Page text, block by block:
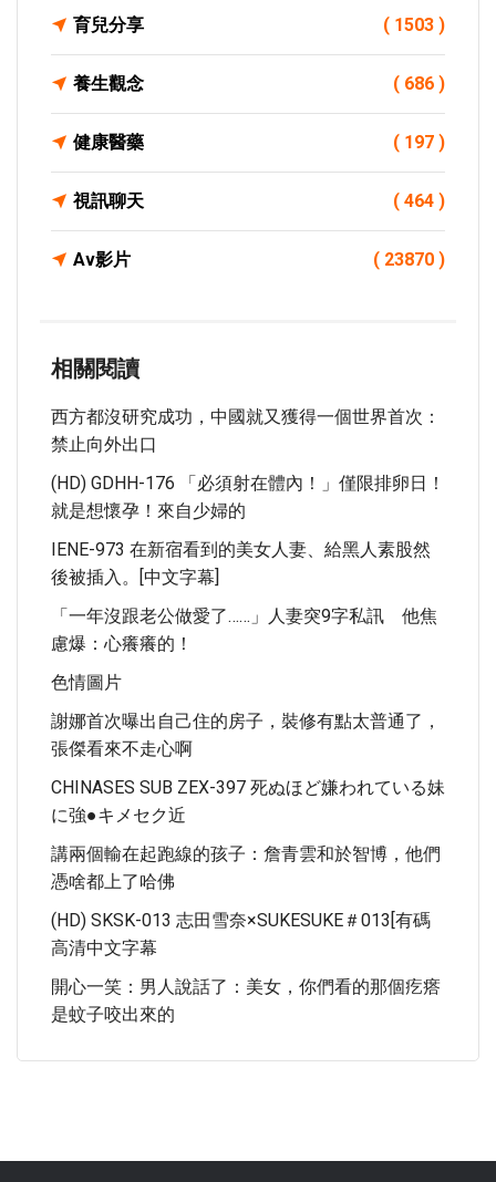
育兒分享 ( 1503 )
養生觀念 ( 686 )
健康醫藥 ( 197 )
視訊聊天 ( 464 )
Av影片 ( 23870 )
相關閱讀
西方都沒研究成功，中國就又獲得一個世界首次：
禁止向外出口
(HD) GDHH-176 「必須射在體內！」僅限排卵日！
就是想懷孕！來自少婦的
IENE-973 在新宿看到的美女人妻、給黑人素股然
後被插入。[中文字幕]
「一年沒跟老公做愛了……」人妻突9字私訊 他焦
慮爆：心癢癢的！
色情圖片
謝娜首次曝出自己住的房子，裝修有點太普通了，
張傑看來不走心啊
CHINASES SUB ZEX-397 死ぬほど嫌われている妹
に強●キメセク近
講兩個輸在起跑線的孩子：詹青雲和於智博，他們
憑啥都上了哈佛
(HD) SKSK-013 志田雪奈×SUKESUKE＃013[有碼
高清中文字幕
開心一笑：男人說話了：美女，你們看的那個疙瘩
是蚊子咬出來的